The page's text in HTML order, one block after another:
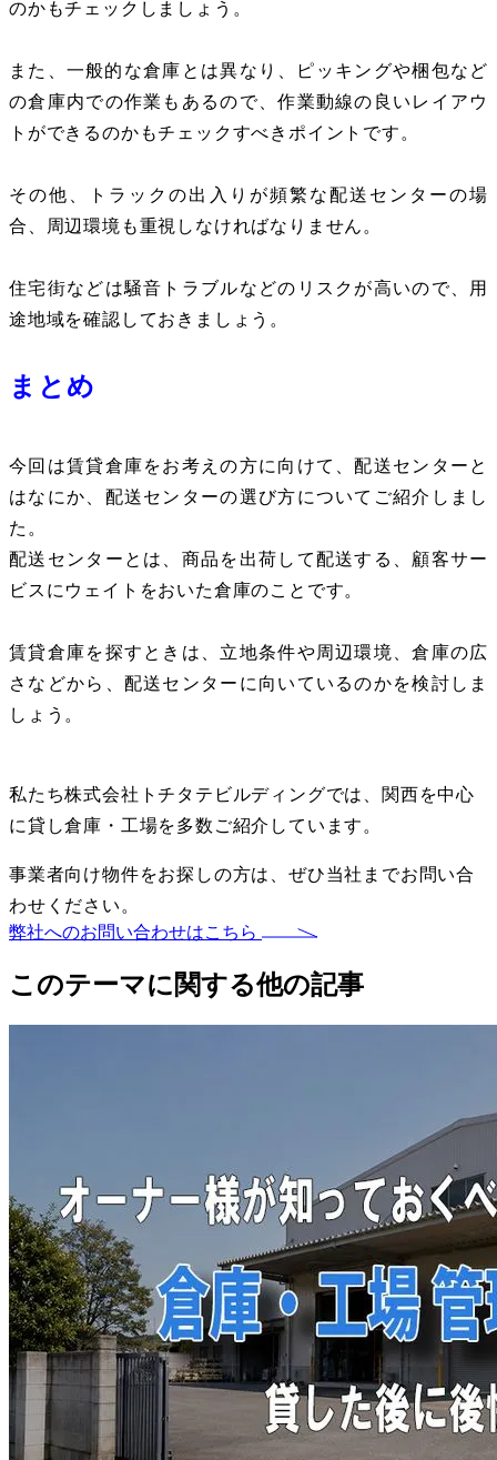
のかもチェックしましょう。
また、一般的な倉庫とは異なり、ピッキングや梱包など
の倉庫内での作業もあるので、作業動線の良いレイアウ
トができるのかもチェックすべきポイントです。
その他、トラックの出入りが頻繁な配送センターの場
合、周辺環境も重視しなければなりません。
住宅街などは騒音トラブルなどのリスクが高いので、用
途地域を確認しておきましょう。
まとめ
今回は賃貸倉庫をお考えの方に向けて、配送センターと
はなにか、配送センターの選び方についてご紹介しまし
た。
配送センターとは、商品を出荷して配送する、顧客サー
ビスにウェイトをおいた倉庫のことです。
賃貸倉庫を探すときは、立地条件や周辺環境、倉庫の広
さなどから、配送センターに向いているのかを検討しま
しょう。
私たち株式会社トチタテビルディングでは、関西を中心
に貸し倉庫・工場を多数ご紹介しています。
事業者向け物件をお探しの方は、ぜひ当社までお問い合
わせください。
弊社へのお問い合わせはこちら
このテーマに関する他の記事